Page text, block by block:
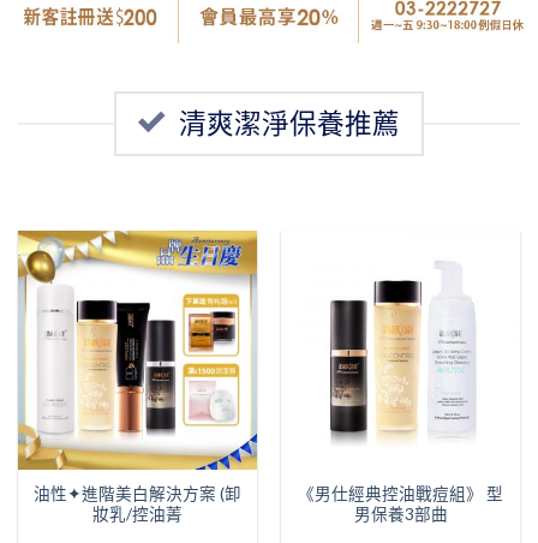
清爽潔淨保養推薦
油性✦進階美白解決方案 (卸
妝乳/控油菁
《男仕經典控油戰痘組》 型
男保養3部曲